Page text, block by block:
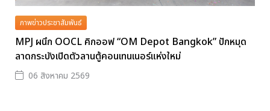
ภาพข่าวประชาสัมพันธ์
MPJ ผนึก OOCL คิกออฟ “OM Depot Bangkok” ปักหมุด
ลาดกระบังเปิดตัวลานตู้คอนเทนเนอร์แห่งใหม่
06 สิงหาคม 2569